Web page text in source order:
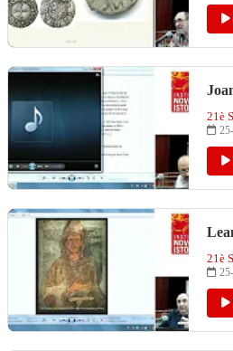
21è
21è